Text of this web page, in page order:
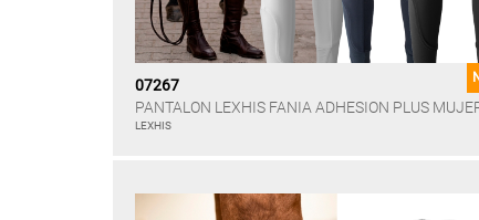
07267
PANTALON LEXHIS FANIA ADHESION PLUS
LEXHIS